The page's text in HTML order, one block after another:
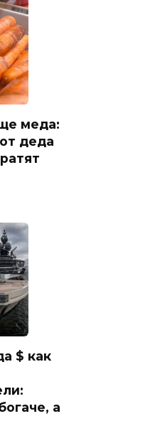
меда:
деда
$ как
а